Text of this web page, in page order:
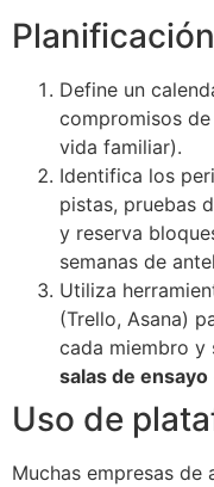
Define un
compromisos
vida familiar).
Identifica los
pistas, pruebas
y reserva
semanas de
Utiliza
(Trello, Asana)
cada miembro y
salas de ensayo
Uso de
Muchas empresas